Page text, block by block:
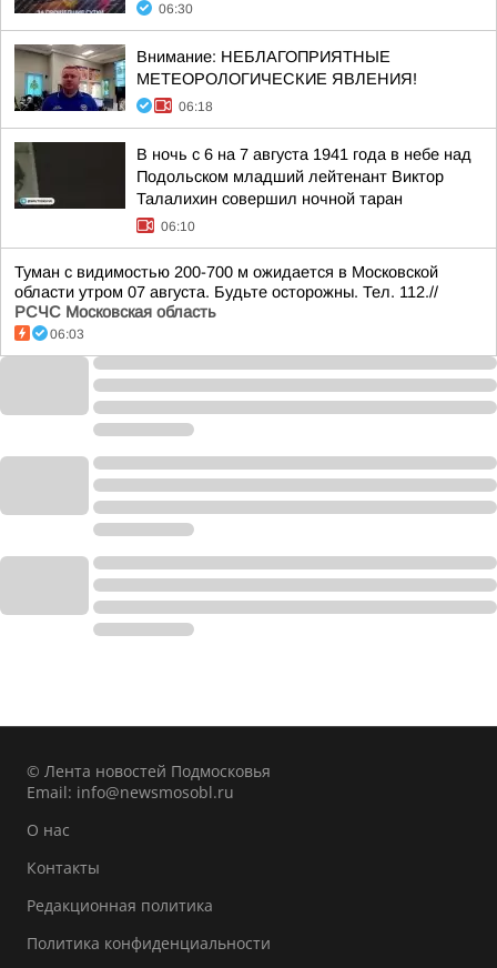
06:30
Внимание: НЕБЛАГОПРИЯТНЫЕ
МЕТЕОРОЛОГИЧЕСКИЕ ЯВЛЕНИЯ!
06:18
В ночь с 6 на 7 августа 1941 года в небе над
Подольском младший лейтенант Виктор
Талалихин совершил ночной таран
06:10
Туман с видимостью 200-700 м ожидается в Московской
области утром 07 августа. Будьте осторожны. Тел. 112.//
РСЧС Московская область
06:03
© Лента новостей Подмосковья
Email: info@newsmosobl.ru
О нас
Контакты
Редакционная политика
Политика конфиденциальности